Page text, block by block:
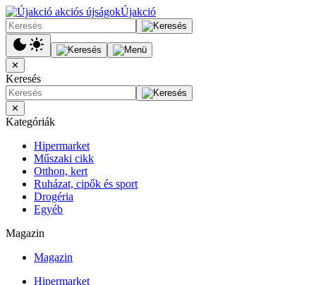
Újakció
✕
Keresés
✕
Kategóriák
Hipermarket
Műszaki cikk
Otthon, kert
Ruházat, cipők és sport
Drogéria
Egyéb
Magazin
Magazin
Hipermarket